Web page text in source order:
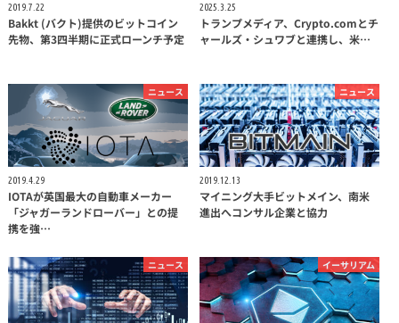
2019.7.22
Bakkt (バクト)提供のビットコイン
先物、第3四半期に正式ローンチ予定
2025.3.25
トランプメディア、Crypto.comとチ
ャールズ・シュワブと連携し、米…
ニュース
2019.4.29
IOTAが英国最大の自動車メーカー
「ジャガーランドローバー」との提
携を強…
ニュース
2019.12.13
マイニング大手ビットメイン、南米
進出へコンサル企業と協力
ニュース イーサリアム